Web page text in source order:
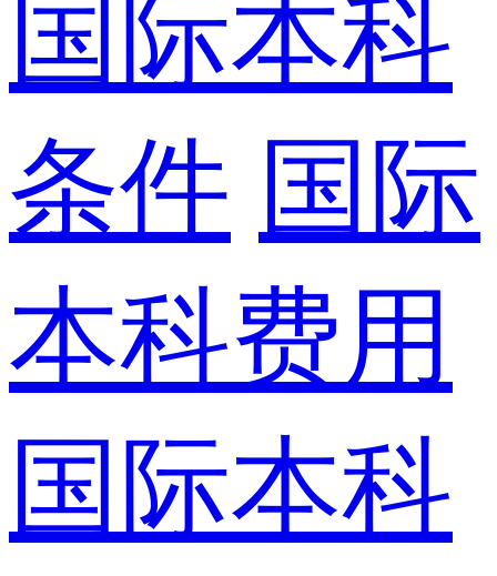
国际本科
条件 国际
本科费用
国际本科